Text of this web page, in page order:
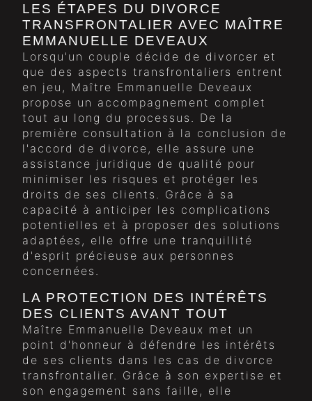
LES ÉTAPES DU DIVORCE
TRANSFRONTALIER AVEC MAÎTRE
EMMANUELLE DEVEAUX
Lorsqu'un couple décide de divorcer et
que des aspects transfrontaliers entrent
en jeu, Maître Emmanuelle Deveaux
propose un accompagnement complet
tout au long du processus. De la
première consultation à la conclusion de
l'accord de divorce, elle assure une
assistance juridique de qualité pour
minimiser les risques et protéger les
droits de ses clients. Grâce à sa
capacité à anticiper les complications
potentielles et à proposer des solutions
adaptées, elle offre une tranquillité
d'esprit précieuse aux personnes
concernées.
LA PROTECTION DES INTÉRÊTS
DES CLIENTS AVANT TOUT
Maître Emmanuelle Deveaux met un
point d'honneur à défendre les intérêts
de ses clients dans les cas de divorce
transfrontalier. Grâce à son expertise et
son engagement sans faille, elle